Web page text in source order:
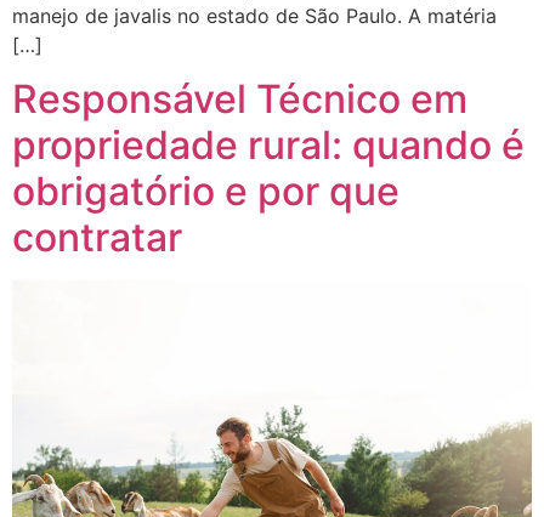
manejo de javalis no estado de São Paulo. A matéria
[…]
Responsável Técnico em
propriedade rural: quando é
obrigatório e por que
contratar